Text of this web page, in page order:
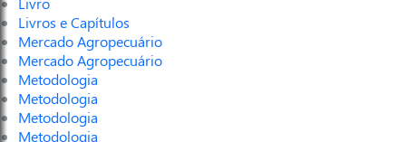
Livros e Capítulos
Mercado Agropecuário
Mercado Agropecuário
Metodologia
Metodologia
Metodologia
Metodologia